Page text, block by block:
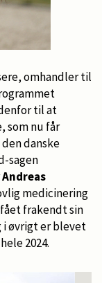
omhandler til
til at
som nu får
danske
sagen
Andreas
medicinering
frakendt sin
i øvrigt er blevet
2024.